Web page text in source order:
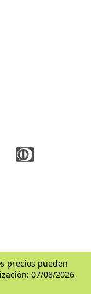
precios pueden
07/08/2026